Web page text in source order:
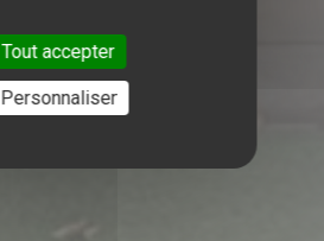
Tout accepter
Personnaliser